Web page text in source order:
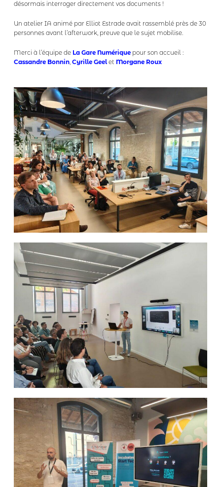
désormais interroger directement vos documents !
Un atelier IA animé par Elliot Estrade avait rassemblé près de 30
personnes avant l’afterwork, preuve que le sujet mobilise.
Merci à l’équipe de La Gare Numérique pour son accueil :
Cassandre Bonnin,Cyrille Geel et Morgane Roux